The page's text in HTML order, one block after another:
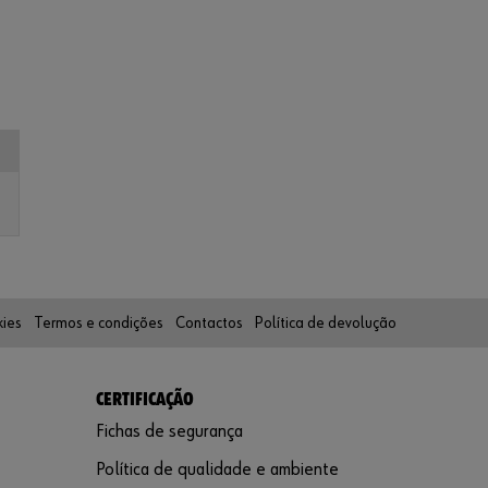
Termos e condições Contactos Política de devolução
CERTIFICAÇÃO
Fichas de segurança
Política de qualidade e ambiente